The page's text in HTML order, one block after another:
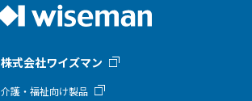
株式会社ワイズマン
介護・福祉向け製品